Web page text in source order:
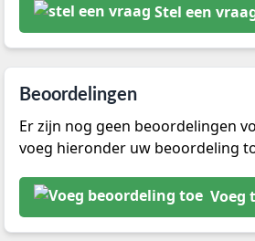
Stel een
Beoordelingen
Er zijn nog geen beoordelingen
voeg hieronder uw beoordeling
Voeg